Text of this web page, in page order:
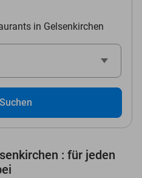
in Gelsenkirchen
Suchen
: für jeden